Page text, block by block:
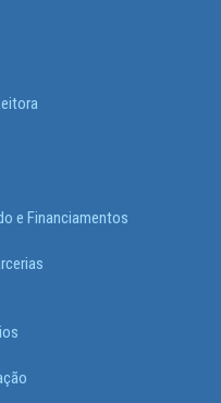
e Financiamentos